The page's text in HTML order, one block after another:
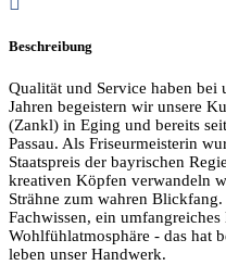
Beschreibung
Qualität und Service haben bei
Jahren begeistern wir unsere
(Zankl) in Eging und bereits
Passau. Als Friseurmeisterin
Staatspreis der bayrischen
kreativen Köpfen verwandeln
Strähne zum wahren
Fachwissen, ein
Wohlfühlatmosphäre - das hat
leben unser Handwerk.